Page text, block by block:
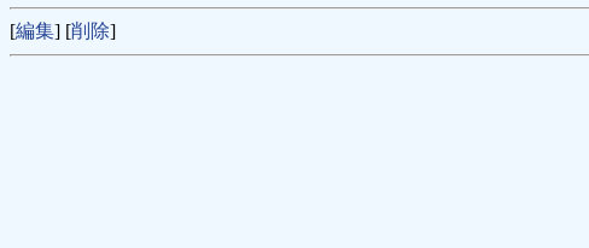
[編集] [削除]